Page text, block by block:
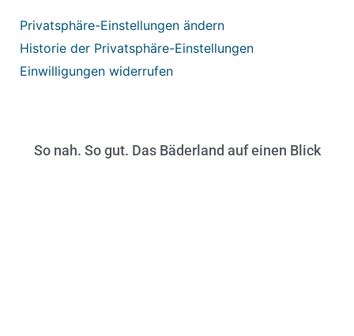
Privatsphäre-Einstellungen ändern
Historie der Privatsphäre-Einstellungen
Einwilligungen widerrufen
So nah. So gut. Das Bäderland auf einen Blick